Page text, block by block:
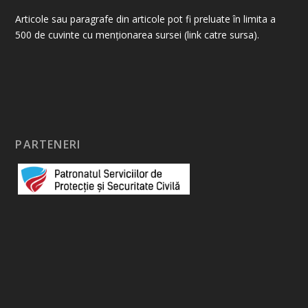
Articole sau paragrafe din articole pot fi preluate în limita a
500 de cuvinte cu menționarea sursei (link catre sursa).
PARTENERI